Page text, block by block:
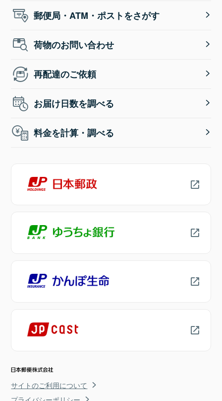
郵便局・ATM・ポストをさがす
荷物のお問い合わせ
再配達のご依頼
お届け日数を調べる
料金を計算・調べる
サイトのご利用について